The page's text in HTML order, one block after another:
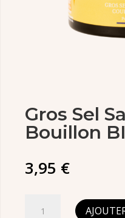
Gros Sel
Bouillon
3,95 €